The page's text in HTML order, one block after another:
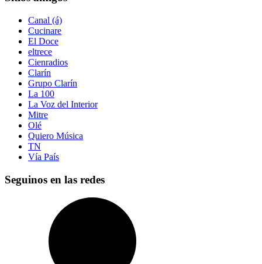
Canal (á)
Cucinare
El Doce
eltrece
Cienradios
Clarín
Grupo Clarín
La 100
La Voz del Interior
Mitre
Olé
Quiero Música
TN
Vía País
Seguinos en las redes